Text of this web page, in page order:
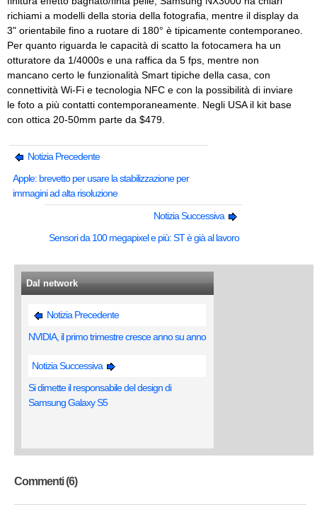
richiami a modelli della storia della fotografia, mentre il display da
3" orientabile fino a ruotare di 180° è tipicamente contemporaneo.
Per quanto riguarda le capacità di scatto la fotocamera ha un
otturatore da 1/4000s e una raffica da 5 fps, mentre non
mancano certo le funzionalità Smart tipiche della casa, con
connettività Wi-Fi e tecnologia NFC e con la possibilità di inviare
le foto a più contatti contemporaneamente. Negli USA il kit base
con ottica 20-50mm parte da $479.
Notizia Precedente
Apple: brevetto per usare la stabilizzazione per
immagini ad alta risoluzione
Notizia Successiva
Sensori da 100 megapixel e più: ST è già al lavoro
Dal network
Notizia Precedente
NVIDIA, il primo trimestre cresce anno su anno
Notizia Successiva
Si dimette il responsabile del design di
Samsung Galaxy S5
Commenti (6)